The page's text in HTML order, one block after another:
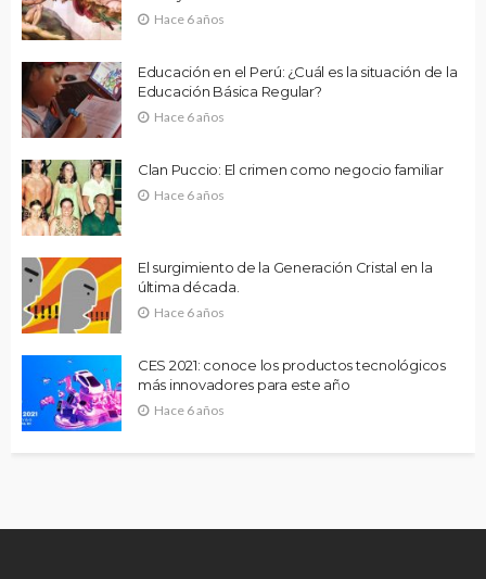
Hace 6 años
Educación en el Perú: ¿Cuál es la situación de la
Educación Básica Regular?
Hace 6 años
Clan Puccio: El crimen como negocio familiar
Hace 6 años
El surgimiento de la Generación Cristal en la
última década.
Hace 6 años
CES 2021: conoce los productos tecnológicos
más innovadores para este año
Hace 6 años